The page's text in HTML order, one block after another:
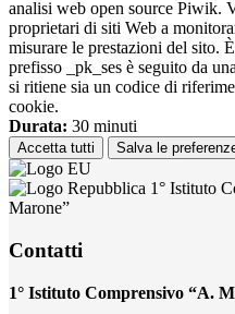
analisi web open source Piwik.
proprietari di siti Web a
misurare le prestazioni del sito.
prefisso _pk_ses è seguito da
si ritiene sia un codice di
cookie.
Durata: 30 minuti
Accetta tutti Salva le
1° Istituto
Marone”
Contatti
1° Istituto Comprensivo “A.